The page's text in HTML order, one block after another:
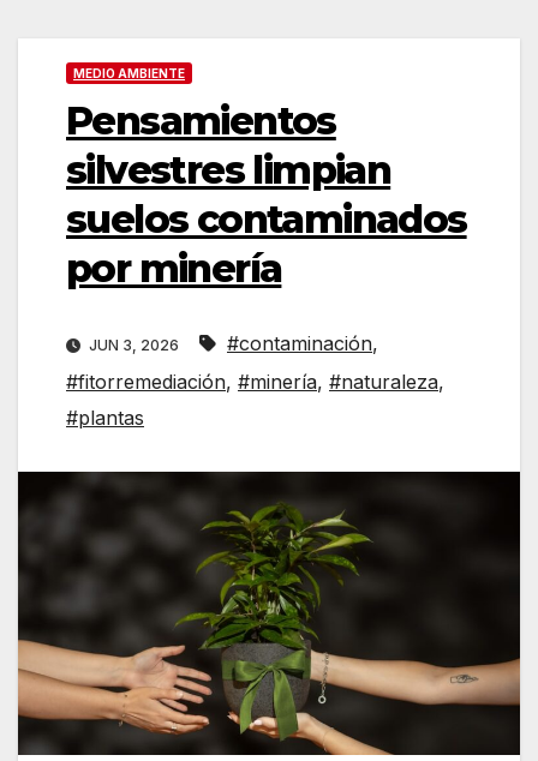
MEDIO AMBIENTE
Pensamientos
silvestres limpian
suelos contaminados
por minería
JUN 3, 2026 #contaminación,
#fitorremediación, #minería, #naturaleza,
#plantas